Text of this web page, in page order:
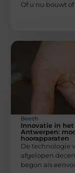
Of u nu bouwt of
Beech
Innovatie in
Antwerpen:
hoorapparaten
De technologie
afgelopen
begon als